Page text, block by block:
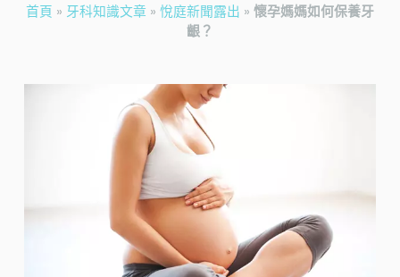
首頁 » 牙科知識文章 » 悅庭新聞露出 » 懷孕媽媽如何保養牙
齦？